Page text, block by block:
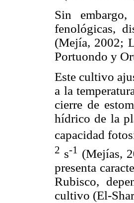
Sin
fenológicas,
(Mejía, 2002;
Portuondo y
Este cultivo
a la
cierre de
hídrico de la
capacidad
2 s-1 (Mejías,
presenta
Rubisco,
cultivo (El-